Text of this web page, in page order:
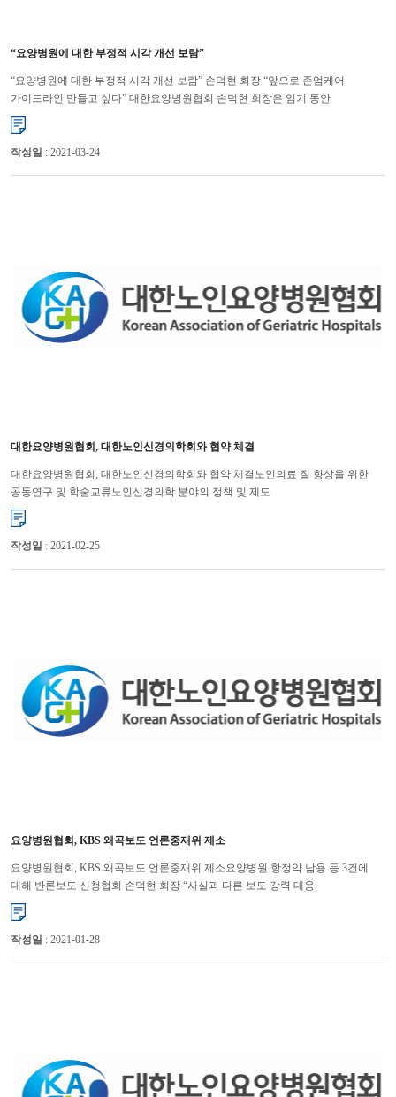
“요양병원에 대한 부정적 시각 개선 보람”
“요양병원에 대한 부정적 시각 개선 보람” 손덕현 회장 “앞으로 존엄케어
가이드라인 만들고 싶다” 대한요양병원협회 손덕현 회장은 임기 동안
요양병원에 대한 부정적인 인식이 크게 개선돼 보람으로 생각한다고 ...
작성일 : 2021-03-24
대한요양병원협회, 대한노인신경의학회와 협약 체결
대한요양병원협회, 대한노인신경의학회와 협약 체결노인의료 질 향상을 위한
공동연구 및 학술교류노인신경의학 분야의 정책 및 제도
공동자문 대한요양병원협회(협회장 손덕현)와 대한노인신경의학회(회장 석승한)
는 25...
작성일 : 2021-02-25
요양병원협회, KBS 왜곡보도 언론중재위 제소
요양병원협회, KBS 왜곡보도 언론중재위 제소요양병원 항정약 남용 등 3건에
대해 반론보도 신청협회 손덕현 회장 “사실과 다른 보도 강력 대응
방침” 대한요양병원협회(회장 손덕현)는 요양병원들이 항정신의...
작성일 : 2021-01-28